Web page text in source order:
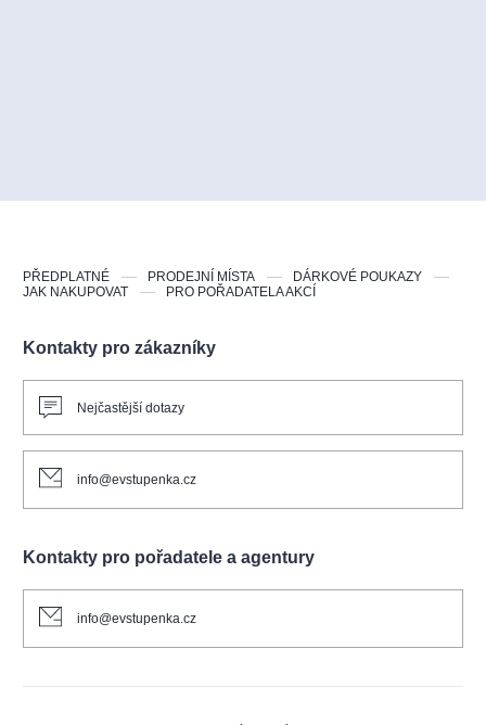
Kontakty pro zákazníky
Nejčastější dotazy
info@evstupenka.cz
Kontakty pro pořadatele a agentury
info@evstupenka.cz
PŘEDPLATNÉ PRODEJNÍ MÍSTA
DÁRKOVÉ POUKAZY
JAK NAKUPOVAT
PRO POŘADATELA AKCÍ